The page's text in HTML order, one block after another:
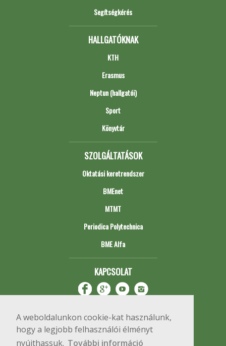
A weboldalunkon cookie-kat használunk,
hogy a legjobb felhasználói élményt
nyújthassuk. További információ
Segítségkérés
HALLGATÓKNAK
KTH
Erasmus
Neptun (hallgatói)
Sport
Könyvtár
SZOLGÁLTATÁSOK
Oktatási keretrendszer
BMEnet
MTMT
Periodica Polytechnica
BME Alfa
KAPCSOLAT